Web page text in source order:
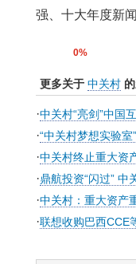
强、十大年度新
0%
更多关于 中关村
·中关村“亮剑”中国
·“中关村梦想实验室
·中关村终止重大资
·鼎航投资“闪过” 中
·中关村：重大资产
·联想收购巴西CCE